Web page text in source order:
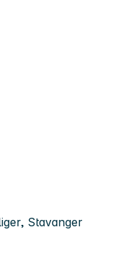
Stavanger